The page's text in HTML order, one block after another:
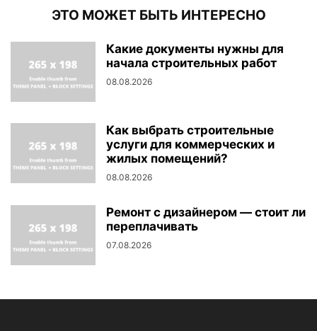
ЭТО МОЖЕТ БЫТЬ ИНТЕРЕСНО
Какие документы нужны для
начала строительных работ
08.08.2026
Как выбрать строительные
услуги для коммерческих и
жилых помещений?
08.08.2026
Ремонт с дизайнером — стоит ли
переплачивать
07.08.2026